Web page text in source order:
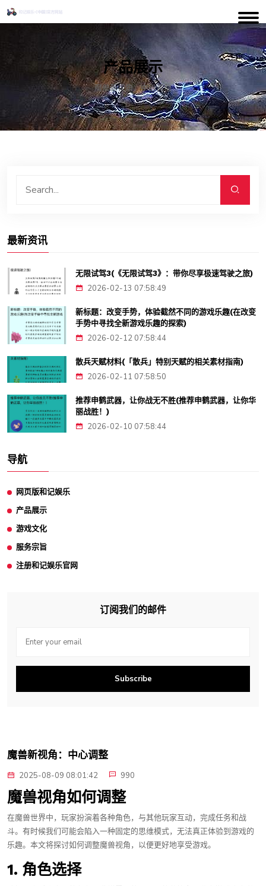
产品展示
魔兽新视角：中心调整
最新资讯
无限试驾3(《无限试驾3》：带你尽享极速驾驶之旅)
2026-02-13 07:58:49
新标题：改变手势，体验截然不同的游戏乐趣(在改变
手势中寻找全新游戏乐趣的探索)
2026-02-12 07:58:44
散兵天赋材料(「散兵」特别天赋的相关素材指南)
2026-02-11 07:58:50
推荐申鹤武器，让你战无不胜(推荐申鹤武器，让你华
丽战胜！)
2026-02-10 07:58:44
导航
网页版和记娱乐
产品展示
游戏文化
服务宗旨
注册和记娱乐官网
订阅我们的邮件
Subscribe
魔兽新视角：中心调整
2025-08-09 08:01:42 990
魔兽视角如何调整
在魔兽世界中，玩家扮演着各种角色，与其他玩家互动，完成任务和战
斗。有时候我们可能会陷入一种固定的思维模式，无法真正体验到游戏的
乐趣。本文将探讨如何调整魔兽视角，以便更好地享受游戏。
1. 角色选择